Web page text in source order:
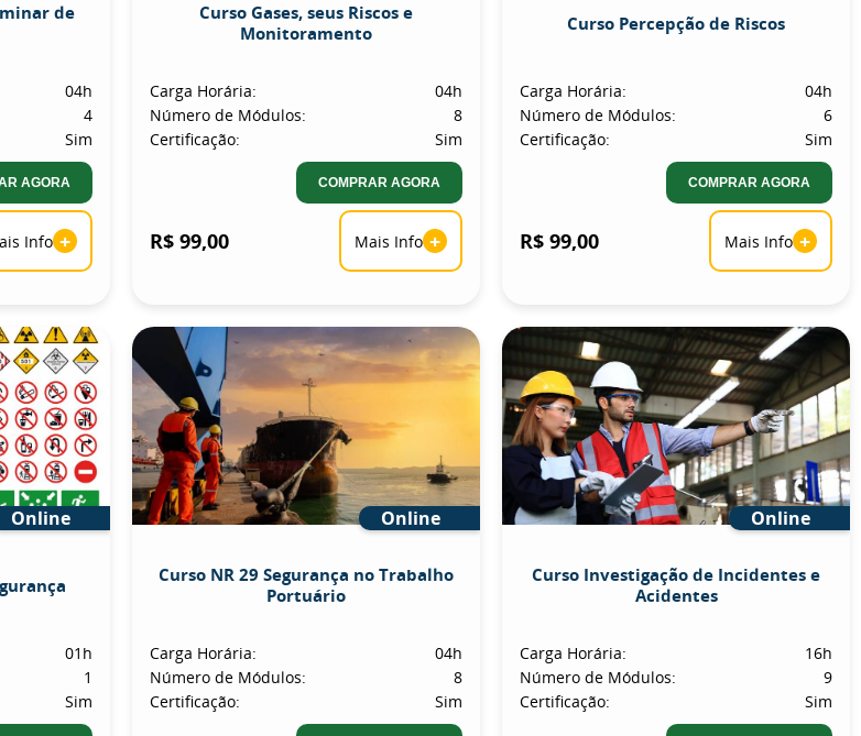
de
04h
4
Sim
AGORA
Info +
Curso Gases, seus Riscos e
Monitoramento
Carga Horária:
04h
Número de Módulos:
8
Certificação:
Sim
COMPRAR AGORA
R$ 99,00 Mais Info +
Curso Percepção de Riscos
Carga Horária:
04h
Número de Módulos:
6
Certificação:
Sim
COMPRAR AGORA
R$ 99,00 Mais Info +
Online
01h
1
Sim
Online
Curso NR 29 Segurança no Trabalho
Portuário
Carga Horária:
04h
Número de Módulos:
8
Certificação:
Sim
Online
Curso Investigação de Incidentes e
Acidentes
Carga Horária:
16h
Número de Módulos:
9
Certificação:
Sim